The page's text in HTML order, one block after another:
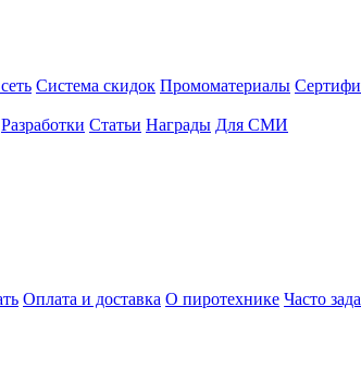
Система скидок Промоматериалы
Разработки Статьи Награды Для СМИ
Оплата и доставка О пиротехнике Часто